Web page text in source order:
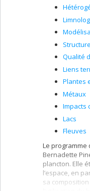
Qualité
Liens
Plantes
Métaux
Impacts
Lacs
Fleuves
Le
Bernadette
plancton. Elle
l’espace, en
sa composition